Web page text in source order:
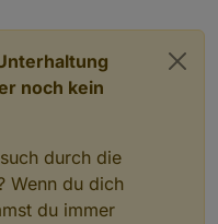
noch kein
durch die
Wenn du dich
du immer